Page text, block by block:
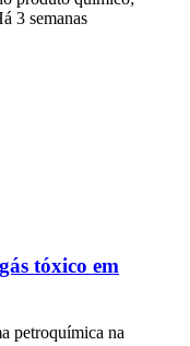
3 semanas
tóxico em
petroquímica na